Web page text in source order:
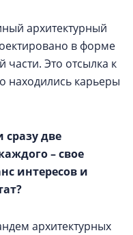
архитектурный
в форме
Это отсылка к
находились карьеры
две
– свое
интересов и
архитектурных